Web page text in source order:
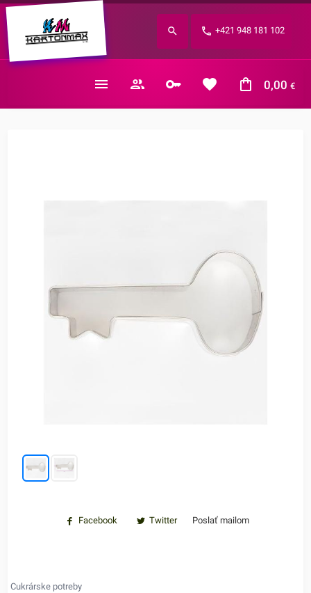
+421 948 181 102
0,00 €
Zabudnuté heslo?
E-mail
Facebook Twitter Poslať mailom
Cukrárske potreby